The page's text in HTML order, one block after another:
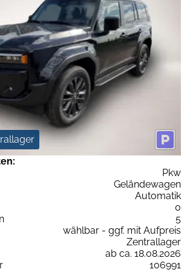
Pkw
Geländewagen
Automatik
0
5
wählbar - ggf. mit Aufpreis
Zentrallager
ab ca. 18.08.2026
106991